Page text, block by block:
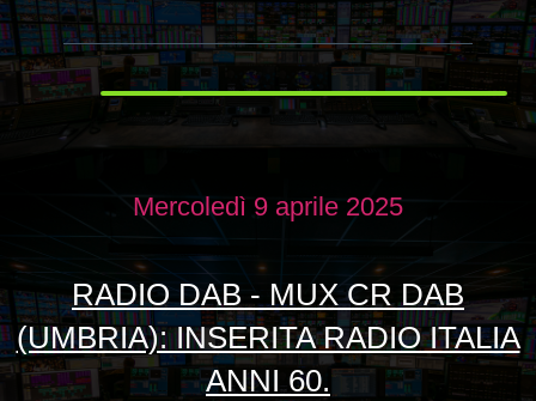
Mercoledì 9 aprile 2025
RADIO DAB - MUX CR DAB
(UMBRIA): INSERITA RADIO ITALIA
ANNI 60.